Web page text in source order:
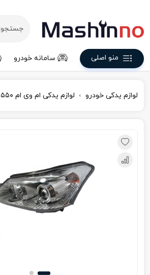
منو اصلی سامانه خودرو
لوازم یدکی خودرو لوازم یدکی ام‌ وی‌ ام ۵۵۰